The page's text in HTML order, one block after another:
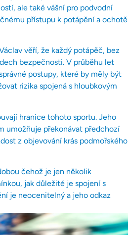
ale také vášní pro podvodní
přístupu k potápění a ochotě
věří, že každý potápěč, bez
bezpečnosti. V průběhu let
postupy, které by měly být
rizika spojená s hloubkovým
hranice tohoto sportu. Jeho
umožňuje překonávat předchozí
z objevování krás podmořského
čehož je jen několik
jak důležité je spojení s
je neocenitelný a jeho odkaz